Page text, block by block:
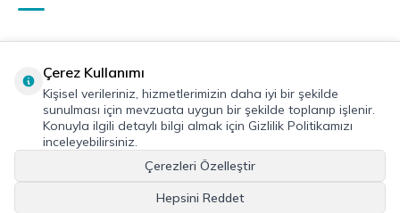
Çerez Kullanımı
Kişisel verileriniz, hizmetlerimizin daha iyi bir şekilde
sunulması için mevzuata uygun bir şekilde toplanıp işlenir.
Konuyla ilgili detaylı bilgi almak için Gizlilik Politikamızı
inceleyebilirsiniz.
Çerezleri Özelleştir
Hepsini Reddet